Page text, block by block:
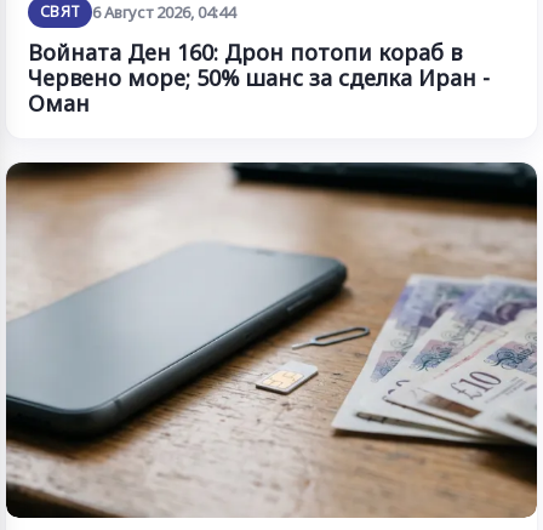
СВЯТ 6 Август 2026, 04:44
Войната Ден 160: Дрон потопи кораб в
Червено море; 50% шанс за сделка Иран -
Оман